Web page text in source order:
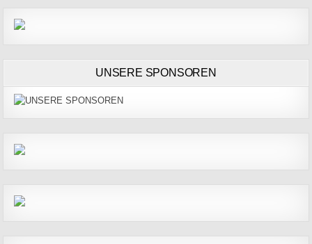
UNSERE SPONSOREN